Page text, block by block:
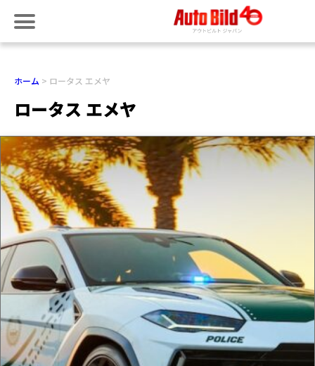
ホーム ロータス エメヤ
ロータス エメヤ